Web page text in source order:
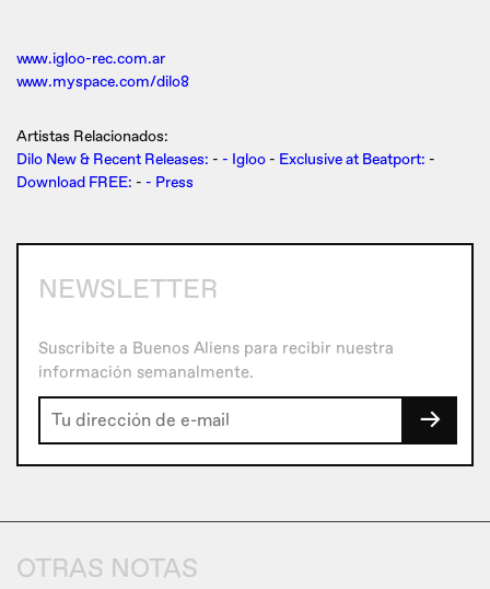
www.igloo-rec.com.ar
www.myspace.com/dilo8
Artistas Relacionados:
Dilo New & Recent Releases: - - Igloo - Exclusive at Beatport: -
Download FREE: - - Press
NEWSLETTER
Suscribite a Buenos Aliens para recibir nuestra
información semanalmente.
→
OTRAS NOTAS